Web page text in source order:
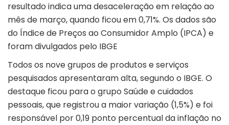
resultado indica uma desaceleração em relação ao
mês de março, quando ficou em 0,71%. Os dados são
do Índice de Preços ao Consumidor Amplo (IPCA) e
foram divulgados pelo IBGE
Todos os nove grupos de produtos e serviços
pesquisados apresentaram alta, segundo o IBGE. O
destaque ficou para o grupo Saúde e cuidados
pessoais, que registrou a maior variação (1,5%) e foi
responsável por 0,19 ponto percentual da inflação no